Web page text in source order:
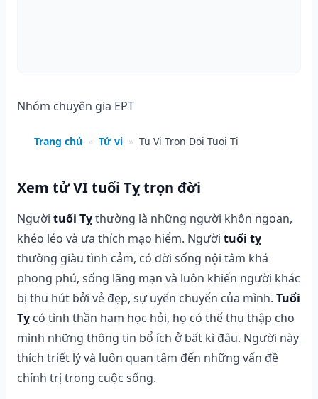
Nhóm chuyên gia EPT
Trang chủ » Tử vi » Tu Vi Tron Doi Tuoi Ti
Xem tử VI tuổi Tỵ trọn đời
Người tuổi Tỵthường là những người khôn ngoan,
khéo léo và ưa thích mạo hiểm. Người tuổi tỵ
thường giàu tình cảm, có đời sống nội tâm khá
phong phú, sống lãng mạn và luôn khiến người khác
bị thu hút bởi vẻ đẹp, sự uyển chuyển của mình. Tuổi
Tỵ có tình thần ham học hỏi, họ có thể thu thập cho
mình những thông tin bổ ích ở bất kì đâu. Người này
thích triết lý và luôn quan tâm đến những vấn đề
chính trị trong cuộc sống.